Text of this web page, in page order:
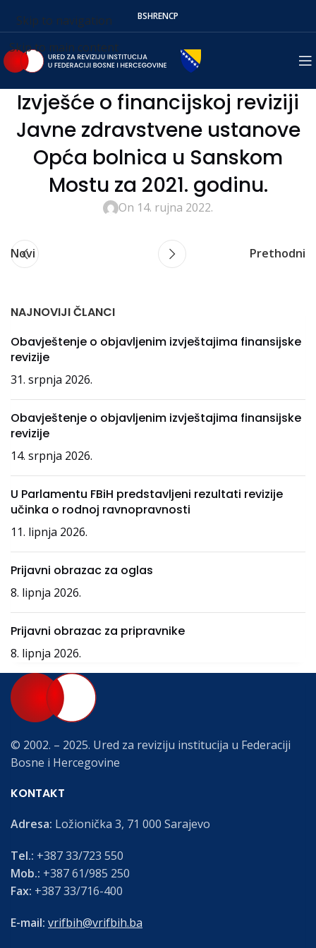
Skip to navigation
Skip to main content
BSHRENСР
Izvješće o financijskoj reviziji
Javne zdravstvene ustanove
Opća bolnica u Sanskom
Mostu za 2021. godinu.
On 14. rujna 2022.
Novi Prethodni
NAJNOVIJI ČLANCI
Obavještenje o objavljenim izvještajima finansijske
revizije
31. srpnja 2026.
Obavještenje o objavljenim izvještajima finansijske
revizije
14. srpnja 2026.
U Parlamentu FBiH predstavljeni rezultati revizije
učinka o rodnoj ravnopravnosti
11. lipnja 2026.
Prijavni obrazac za oglas
8. lipnja 2026.
Prijavni obrazac za pripravnike
8. lipnja 2026.
© 2002. – 2025. Ured za reviziju institucija u Federaciji
Bosne i Hercegovine
KONTAKT
Adresa: Ložionička 3, 71 000 Sarajevo
Tel.: +387 33/723 550
Mob.: +387 61/985 250
Fax: +387 33/716-400
E-mail: vrifbih@vrifbih.ba